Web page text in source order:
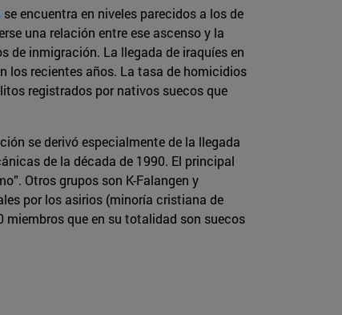
se encuentra en niveles parecidos a los de
una relación entre ese ascenso y la
de inmigración. La llegada de iraquíes en
los recientes años. La tasa de homicidios
registrados por nativos suecos que
se derivó especialmente de la llegada
de la década de 1990. El principal
Otros grupos son K-Falangen y
por los asirios (minoría cristiana de
miembros que en su totalidad son suecos